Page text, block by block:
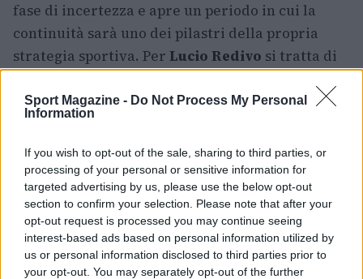
Sport Magazine - Do Not Process My Personal
Information
If you wish to opt-out of the sale, sharing to third parties, or
processing of your personal or sensitive information for
targeted advertising by us, please use the below opt-out
section to confirm your selection. Please note that after your
opt-out request is processed you may continue seeing
interest-based ads based on personal information utilized by
us or personal information disclosed to third parties prior to
your opt-out. You may separately opt-out of the further
fase di incertezza e apre un periodo in cui la
continuità sarà uno dei pilastri della propria
strategia sportiva. Per Lucio Redivo si tratta di
progetto; per la città e i sostenitori è la promessa
di vedere ancora a lungo il proprio giocatore di
riferimento con la maglia del club. L’accordo
rappresenta quindi una tappa significativa nel
cammino della società.
AUTORE